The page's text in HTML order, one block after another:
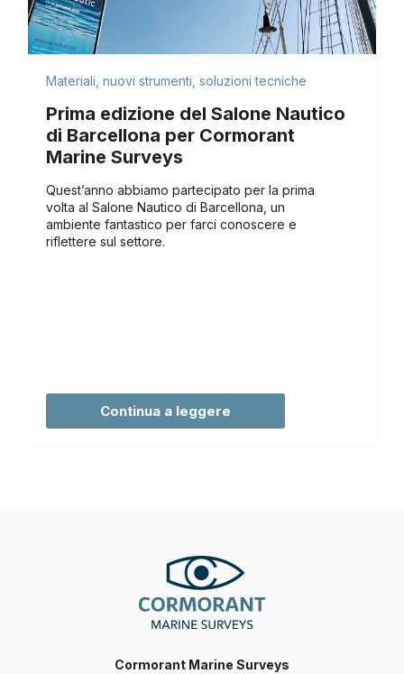
Materiali, nuovi strumenti, soluzioni tecniche
Prima edizione del Salone Nautico
di Barcellona per Cormorant
Marine Surveys
Quest’anno abbiamo partecipato per la prima
volta al Salone Nautico di Barcellona, ​​un
ambiente fantastico per farci conoscere e
riflettere sul settore.
Continua a leggere
Cormorant Marine Surveys